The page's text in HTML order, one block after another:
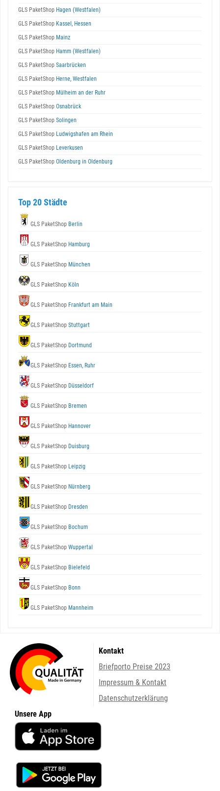
GLS PaketShop Hagen (Westfalen)
GLS PaketShop Kassel, Hessen
GLS PaketShop Mainz
GLS PaketShop Hamm (Westfalen)
GLS PaketShop Saarbrücken
GLS PaketShop Herne, Westfalen
GLS PaketShop Mülheim an der Ruhr
GLS PaketShop Osnabrück
GLS PaketShop Solingen
GLS PaketShop Ludwigshafen am Rhein
GLS PaketShop Leverkusen
GLS PaketShop Oldenburg in Oldenburg
Top 20 Städte
GLS PaketShop Berlin
GLS PaketShop Hamburg
GLS PaketShop München
GLS PaketShop Köln
GLS PaketShop Frankfurt am Main
GLS PaketShop Stuttgart
GLS PaketShop Dortmund
GLS PaketShop Essen, Ruhr
GLS PaketShop Düsseldorf
GLS PaketShop Bremen
GLS PaketShop Hannover
GLS PaketShop Duisburg
GLS PaketShop Leipzig
GLS PaketShop Nürnberg
GLS PaketShop Dresden
GLS PaketShop Bochum
GLS PaketShop Wuppertal
GLS PaketShop Bielefeld
GLS PaketShop Bonn
GLS PaketShop Mannheim
Kontakt
Briefporto Preise 2023
Impressum & Kontakt
Datenschutzerklärung
Unsere App